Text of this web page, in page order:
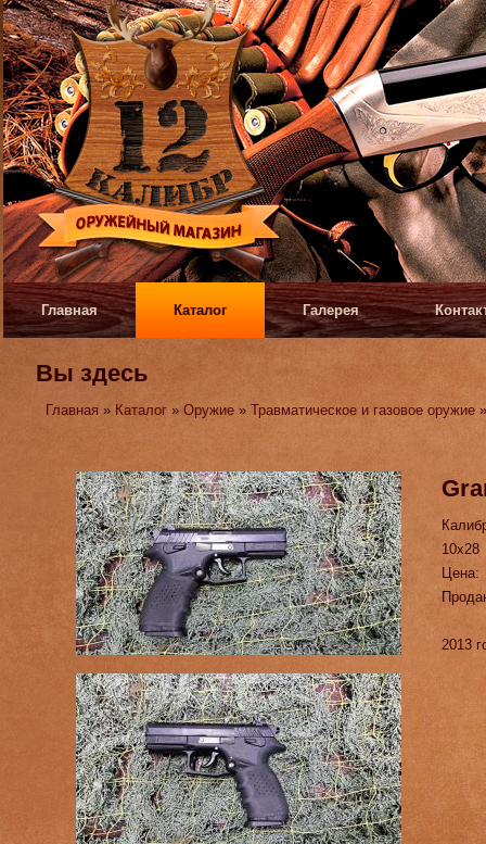
Главная Каталог Галерея
Вы здесь
Главная » Каталог »Оружие »Травматическое и газовое оружие
10х28
Цена:
2013